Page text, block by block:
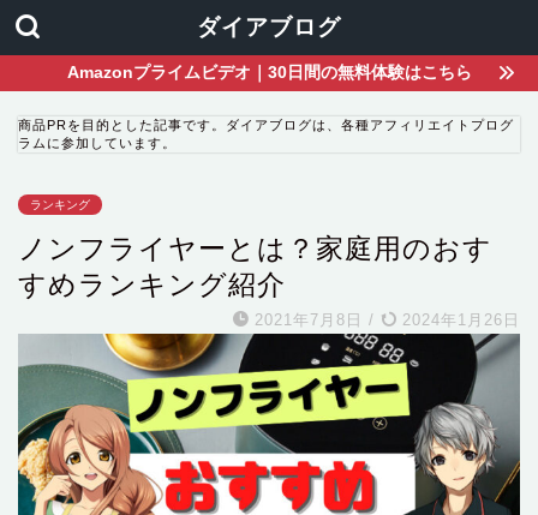
ダイアブログ
Amazonプライムビデオ｜30日間の無料体験はこちら
商品PRを目的とした記事です。ダイアブログは、各種アフィリエイトプログ
ラムに参加しています。
ランキング
ノンフライヤーとは？家庭用のおす
すめランキング紹介
2021年7月8日 / 2024年1月26日